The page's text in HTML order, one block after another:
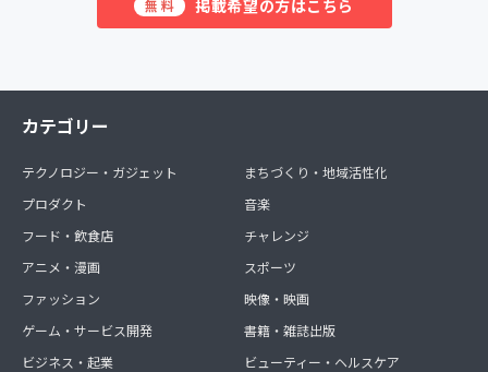
無料 掲載希望の方はこちら
カテゴリー
テクノロジー・ガジェット
プロダクト
フード・飲食店
アニメ・漫画
ファッション
ゲーム・サービス開発
ビジネス・起業
まちづくり・地域活性化
音楽
チャレンジ
スポーツ
映像・映画
書籍・雑誌出版
ビューティー・ヘルスケア